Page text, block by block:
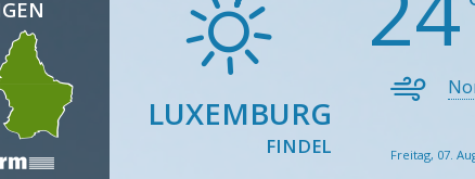
LUXEMBURG
FINDEL Freitag, 07.